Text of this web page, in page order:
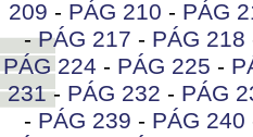
209 - PÁG 210 - PÁG
-PÁG 217 - PÁG 218
PÁG 224 - PÁG 225 -
231- PÁG 232 - PÁG
- PÁG 239 - PÁG 240